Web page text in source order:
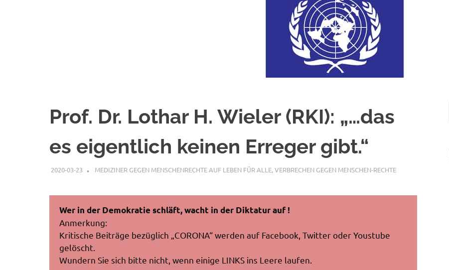
Prof. Dr. Lothar H. Wieler (RKI): „…das
es eigentlich keinen Erreger gibt.“
2020-03-23 G A
MEDIZINER GEGEN MENSCHENRECHTE AUF LEBEN FÜR ALLE,VERBRECHEN GEGEN MENSCHEN-RECHTE
Wer in der Demokratie schläft, wacht in der Diktatur auf !
Anmerkung:
Kritische Beiträge bezüglich „CORONA“ werden auf Facebook, Twitter oder Youstube
gelöscht.
Wundern Sie sich bitte nicht, wenn einige LINKS ins Leere laufen.